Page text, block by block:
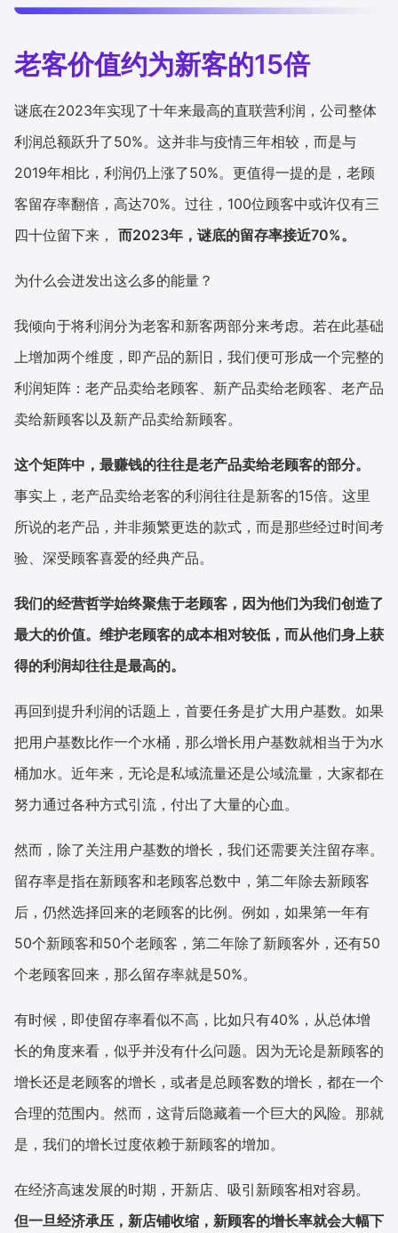
老客价值约为新客的15倍
谜底在2023年实现了十年来最高的直联营利润，公司整体
利润总额跃升了50%。这并非与疫情三年相较，而是与
2019年相比，利润仍上涨了50%。更值得一提的是，老顾
客留存率翻倍，高达70%。过往，100位顾客中或许仅有三
四十位留下来， 而2023年，谜底的留存率接近70%。
为什么会迸发出这么多的能量？
我倾向于将利润分为老客和新客两部分来考虑。若在此基础
上增加两个维度，即产品的新旧，我们便可形成一个完整的
利润矩阵：老产品卖给老顾客、新产品卖给老顾客、老产品
卖给新顾客以及新产品卖给新顾客。
这个矩阵中，最赚钱的往往是老产品卖给老顾客的部分。
事实上，老产品卖给老客的利润往往是新客的15倍。这里
所说的老产品，并非频繁更迭的款式，而是那些经过时间考
验、深受顾客喜爱的经典产品。
我们的经营哲学始终聚焦于老顾客，因为他们为我们创造了
最大的价值。维护老顾客的成本相对较低，而从他们身上获
得的利润却往往是最高的。
再回到提升利润的话题上，首要任务是扩大用户基数。如果
把用户基数比作一个水桶，那么增长用户基数就相当于为水
桶加水。近年来，无论是私域流量还是公域流量，大家都在
努力通过各种方式引流，付出了大量的心血。
然而，除了关注用户基数的增长，我们还需要关注留存率。
留存率是指在新顾客和老顾客总数中，第二年除去新顾客
后，仍然选择回来的老顾客的比例。例如，如果第一年有
50个新顾客和50个老顾客，第二年除了新顾客外，还有50
个老顾客回来，那么留存率就是50%。
有时候，即使留存率看似不高，比如只有40%，从总体增
长的角度来看，似乎并没有什么问题。因为无论是新顾客的
增长还是老顾客的增长，或者是总顾客数的增长，都在一个
合理的范围内。然而，这背后隐藏着一个巨大的风险。那就
是，我们的增长过度依赖于新顾客的增加。
在经济高速发展的时期，开新店、吸引新顾客相对容易。
但一旦经济承压，新店铺收缩，新顾客的增长率就会大幅下